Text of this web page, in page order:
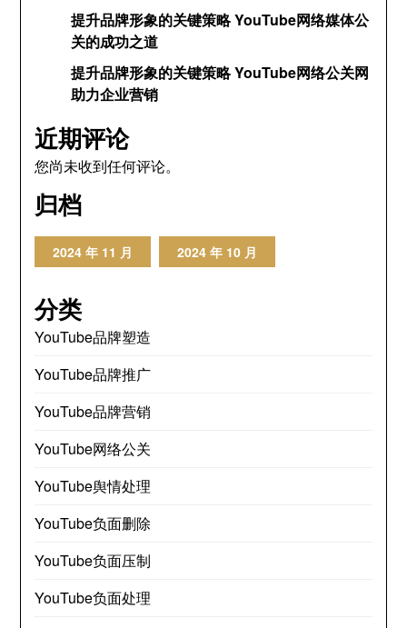
提升品牌形象的关键策略 YouTube网络媒体公
关的成功之道
提升品牌形象的关键策略 YouTube网络公关网
助力企业营销
近期评论
您尚未收到任何评论。
归档
2024 年 11 月 2024 年 10 月
分类
YouTube品牌塑造
YouTube品牌推广
YouTube品牌营销
YouTube网络公关
YouTube舆情处理
YouTube负面删除
YouTube负面压制
YouTube负面处理